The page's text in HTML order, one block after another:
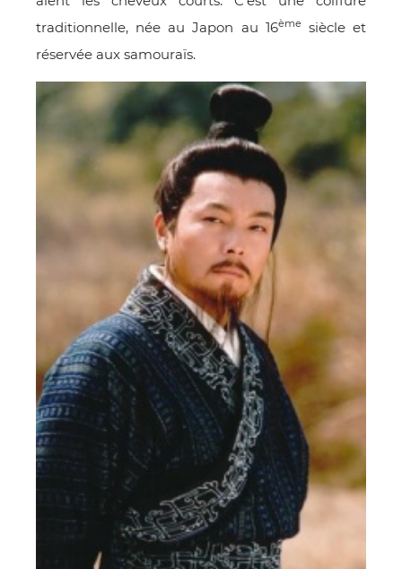
traditionnelle, née au Japon au 16èmesiècle et
réservée aux samouraïs.